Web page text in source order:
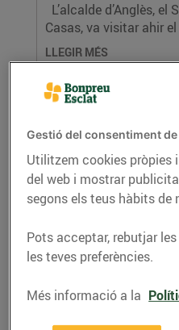
L’alcalde d’Anglès, el
Casas, va visitar ahir
LLEGIR MÉS
18/de desembre/2024
Gestió del consentiment
Utilitzem cookies pròpies
del web i mostrar
segons els teus hàbits de
Pots acceptar, rebutjar
les teves preferències.
Més informació a la